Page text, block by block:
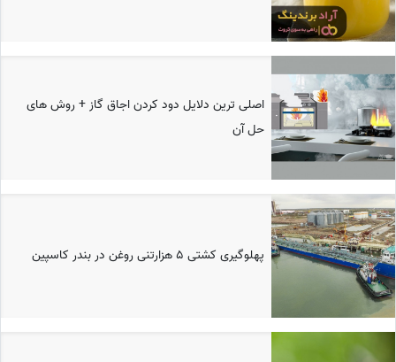
اصلی ترین دلایل دود کردن اجاق گاز + روش های
حل آن
پهلوگیری کشتی ۵ هزارتنی روغن در بندر کاسپین